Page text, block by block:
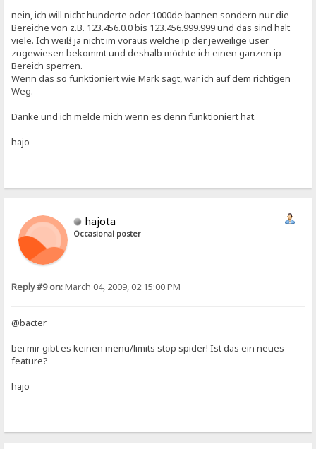
nein, ich will nicht hunderte oder 1000de bannen sondern nur die
Bereiche von z.B. 123.456.0.0 bis 123.456.999.999 und das sind halt
viele. Ich weiß ja nicht im voraus welche ip der jeweilige user
zugewiesen bekommt und deshalb möchte ich einen ganzen ip-
Bereich sperren.
Wenn das so funktioniert wie Mark sagt, war ich auf dem richtigen
Weg.
Danke und ich melde mich wenn es denn funktioniert hat.
hajo
hajota
Occasional poster
Reply #9 on:March 04, 2009, 02:15:00 PM
@bacter
bei mir gibt es keinen menu/limits stop spider! Ist das ein neues
feature?
hajo